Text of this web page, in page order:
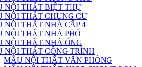
NỘI THẤT BIỆT THỰ
NỘI THẤT CHUNG CƯ
NỘI THẤT NHÀ CẤP 4
NỘI THẤT NHÀ PHỐ
NỘI THẤT NHÀ ỐNG
NỘI THẤT CÔNG TRÌNH
MẪU NỘI THẤT VĂN PHÒNG